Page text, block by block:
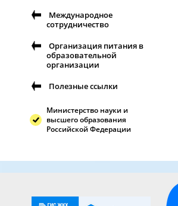
Международное
сотрудничество
Организация питания в
образовательной
организации
Полезные ссылки
Министерство науки и
высшего образования
Российской Федерации